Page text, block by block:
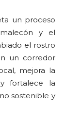
un proceso
y el
el rostro
un corredor
mejora la
fortalece la
sostenible y